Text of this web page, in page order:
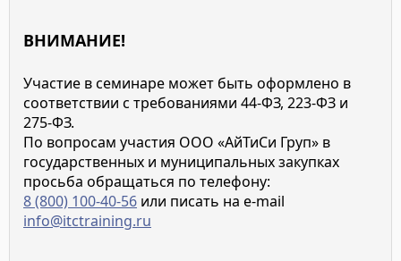
ВНИМАНИЕ!
Участие в семинаре может быть оформлено в
соответствии с требованиями 44-ФЗ, 223-ФЗ и
275-ФЗ.
По вопросам участия ООО «АйТиСи Груп» в
государственных и муниципальных закупках
просьба обращаться по телефону:
8 (800) 100-40-56 или писать на e-mail
info@itctraining.ru